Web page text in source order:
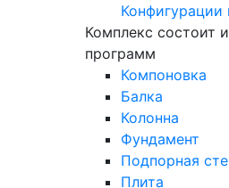
Конфигурации
Комплекс состоит
программ
Компоновка
Балка
Колонна
Фундамент
Подпорная
Плита